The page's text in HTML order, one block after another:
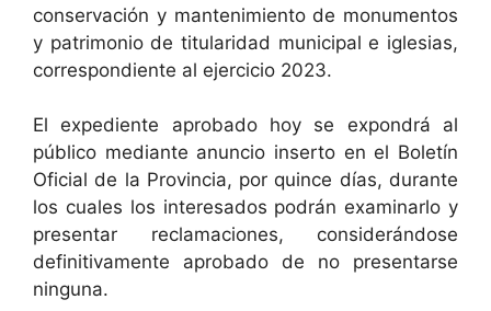
conservación y mantenimiento de monumentos
y patrimonio de titularidad municipal e iglesias,
correspondiente al ejercicio 2023.
El expediente aprobado hoy se expondrá al
público mediante anuncio inserto en el Boletín
Oficial de la Provincia, por quince días, durante
los cuales los interesados podrán examinarlo y
presentar reclamaciones, considerándose
definitivamente aprobado de no presentarse
ninguna.